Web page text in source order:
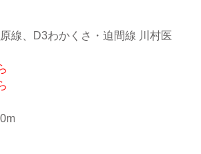
線、D3わかくさ・迫間線 川村医